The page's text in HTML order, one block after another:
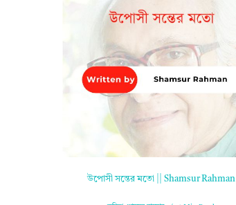
উপোসী সন্তের মতো || Shamsur Rahman